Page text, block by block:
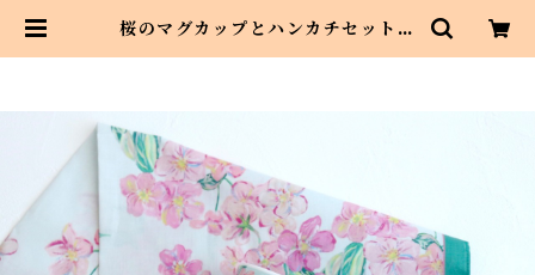
桜のマグカップとハンカチセット